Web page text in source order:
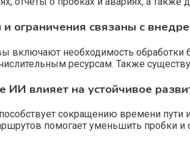
ограничения связаны с
включают необходимость обработки
ресурсам. Также
ИИ влияет на устойчивое
сокращению времени
помогает уменьшить пробки и